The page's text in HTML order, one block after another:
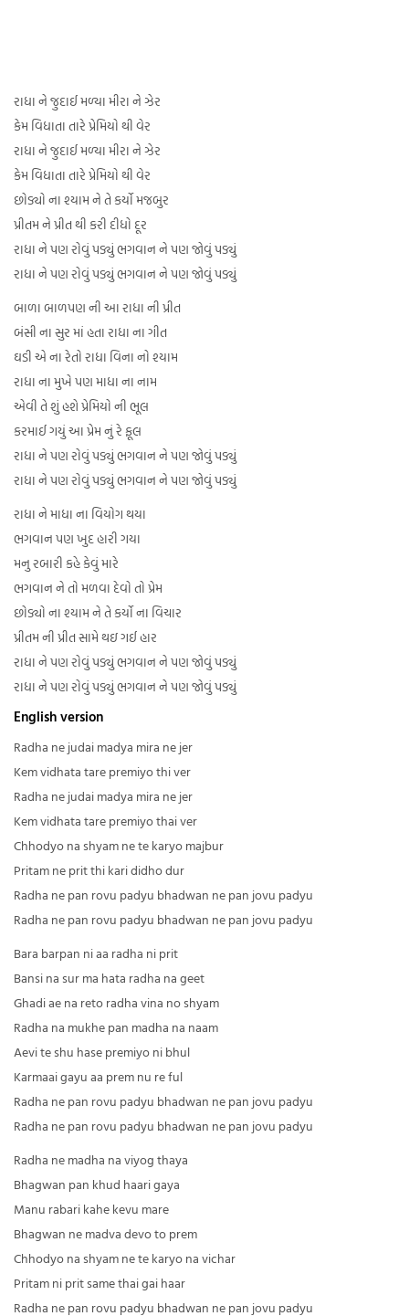
રાધા ને જુદાઈ મળ્યા મીરા ને ઝેર
કેમ વિધાતા તારે પ્રેમિયો થી વેર
રાધા ને જુદાઈ મળ્યા મીરા ને ઝેર
કેમ વિધાતા તારે પ્રેમિયો થી વેર
છોડ્યો ના શ્યામ ને તે કર્યો મજબુર
પ્રીતમ ને પ્રીત થી કરી દીધો દૂર
રાધા ને પણ રોવું પડ્યું ભગવાન ને પણ જોવું પડ્યું
રાધા ને પણ રોવું પડ્યું ભગવાન ને પણ જોવું પડ્યું
બાળા બાળપણ ની આ રાધા ની પ્રીત
બંસી ના સુર માં હતા રાધા ના ગીત
ઘડી એ ના રેતો રાધા વિના નો શ્યામ
રાધા ના મુખે પણ માધા ના નામ
એવી તે શું હશે પ્રેમિયો ની ભૂલ
કરમાઈ ગયું આ પ્રેમ નું રે ફૂલ
રાધા ને પણ રોવું પડ્યું ભગવાન ને પણ જોવું પડ્યું
રાધા ને પણ રોવું પડ્યું ભગવાન ને પણ જોવું પડ્યું
રાધા ને માધા ના વિયોગ થયા
ભગવાન પણ ખુદ હારી ગયા
મનુ રબારી કહે કેવું મારે
ભગવાન ને તો મળવા દેવો તો પ્રેમ
છોડ્યો ના શ્યામ ને તે કર્યો ના વિચાર
પ્રીતમ ની પ્રીત સામે થઇ ગઈ હાર
રાધા ને પણ રોવું પડ્યું ભગવાન ને પણ જોવું પડ્યું
રાધા ને પણ રોવું પડ્યું ભગવાન ને પણ જોવું પડ્યું
English version
Radha ne judai madya mira ne jer
Kem vidhata tare premiyo thi ver
Radha ne judai madya mira ne jer
Kem vidhata tare premiyo thai ver
Chhodyo na shyam ne te karyo majbur
Pritam ne prit thi kari didho dur
Radha ne pan rovu padyu bhadwan ne pan jovu padyu
Radha ne pan rovu padyu bhadwan ne pan jovu padyu
Bara barpan ni aa radha ni prit
Bansi na sur ma hata radha na geet
Ghadi ae na reto radha vina no shyam
Radha na mukhe pan madha na naam
Aevi te shu hase premiyo ni bhul
Karmaai gayu aa prem nu re ful
Radha ne pan rovu padyu bhadwan ne pan jovu padyu
Radha ne pan rovu padyu bhadwan ne pan jovu padyu
Radha ne madha na viyog thaya
Bhagwan pan khud haari gaya
Manu rabari kahe kevu mare
Bhagwan ne madva devo to prem
Chhodyo na shyam ne te karyo na vichar
Pritam ni prit same thai gai haar
Radha ne pan rovu padyu bhadwan ne pan jovu padyu